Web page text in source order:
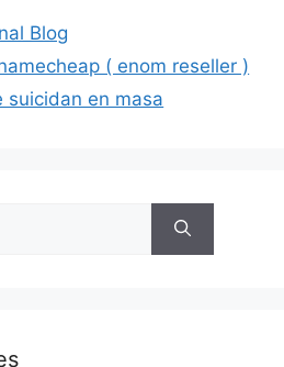
Blog
( enom reseller )
suicidan en masa